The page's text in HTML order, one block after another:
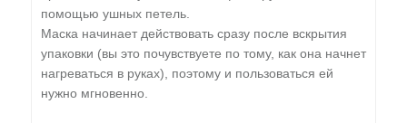
помощью ушных петель.
Маска начинает действовать сразу после вскрытия
упаковки (вы это почувствуете по тому, как она начнет
нагреваться в руках), поэтому и пользоваться ей
нужно мгновенно.